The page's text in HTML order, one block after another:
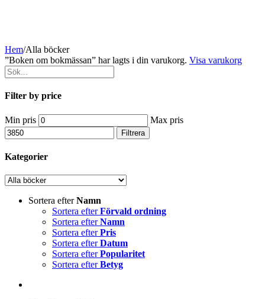
Hem/Alla böcker
”Boken om bokmässan” har lagts i din varukorg. Visa varukorg
Filter by price
Min pris Max pris
Filtrera
Kategorier
Sortera efterNamn
Sortera efterFörvald ordning
Sortera efterNamn
Sortera efterPris
Sortera efterDatum
Sortera efterPopularitet
Sortera efterBetyg